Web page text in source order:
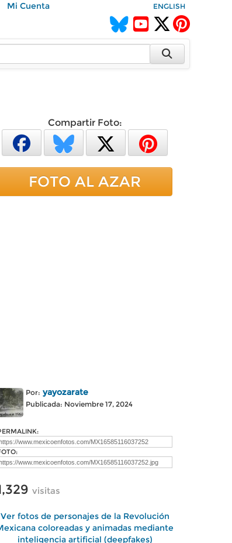
Mi Cuenta ENGLISH
Compartir Foto:
FOTO AL AZAR
Por: yayozarate
Publicada: Noviembre 17, 2024
visitas
Ver fotos de personajes de la Revolución
coloreadas y animadas mediante
inteligencia artificial (deepfakes)